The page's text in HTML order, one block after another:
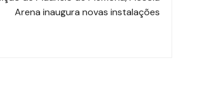
Arena inaugura novas instalações